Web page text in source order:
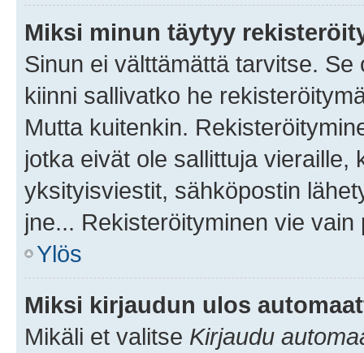
Miksi minun täytyy
Sinun ei välttämättä tarvitse.
kiinni sallivatko he
Mutta kuitenkin.
jotka eivät ole sallittuja vieraille,
yksityisviestit, sähköpostin
jne... Rekisteröityminen vie
Ylös
Miksi kirjaudun ulos
Mikäli et valitse Kirjaudu